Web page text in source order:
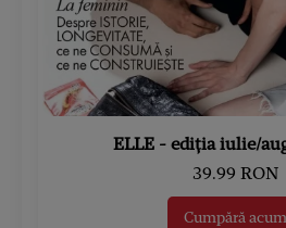
ELLE - ediția iulie/
39.99 RON
Cumpără acum